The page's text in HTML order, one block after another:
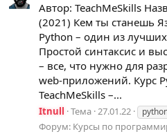
Автор: TeachMeSkills
(2021) Кем ты станешь
Python – один из
Простой синтаксис и
– все, что нужно для
web-приложений. Курс
TeachMeSkills –...
Itnull Тема 27.01.22
Форум: Курсы по